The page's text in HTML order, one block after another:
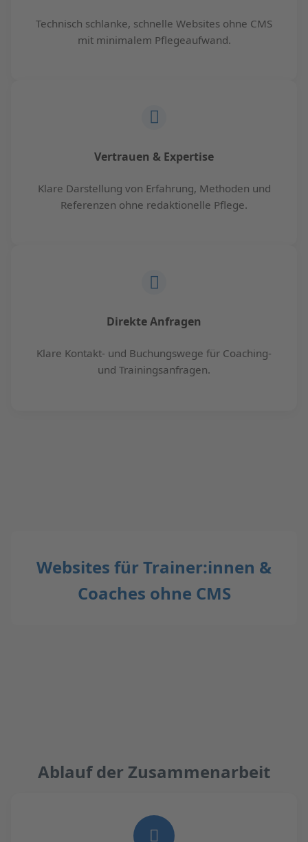
Technisch schlanke, schnelle Websites ohne CMS
mit minimalem Pflegeaufwand.
Vertrauen & Expertise
Klare Darstellung von Erfahrung, Methoden und
Referenzen ohne redaktionelle Pflege.
Direkte Anfragen
Klare Kontakt- und Buchungswege für Coaching-
und Trainingsanfragen.
Websites für Trainer:innen &
Coaches ohne CMS
Ablauf der Zusammenarbeit